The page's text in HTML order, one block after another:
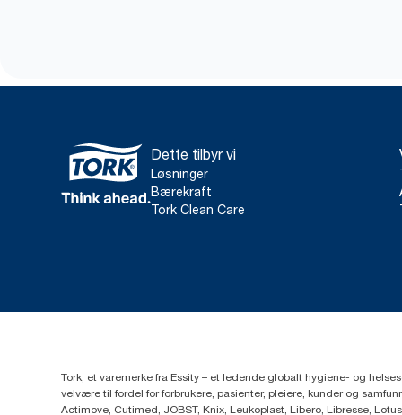
Dette tilbyr vi
Løsninger
Bærekraft
Tork Clean Care
Tork, et varemerke fra Essity – et ledende globalt hygiene- og
velvære til fordel for forbrukere, pasienter, pleiere, kunder og
Actimove, Cutimed, JOBST, Knix, Leukoplast, Libero, Libresse,